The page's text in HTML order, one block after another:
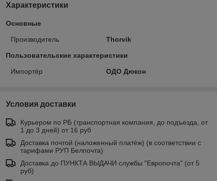
Характеристики
Основные
Производитель Thorvik
Пользовательские характеристики
Импортёр ОДО Дюкон
Условия доставки
Курьером по РБ (транспортная компания, до подъезда, от
1 до 3 дней) от 16 руб
Доставка почтой (наложенный платёж) (в соответствии с
тарифами РУП Белпочта)
Доставка до ПУНКТА ВЫДАЧИ службы "Европочта" (от 5
руб)